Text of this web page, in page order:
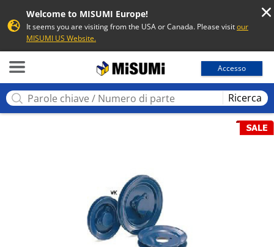
Welcome to MISUMI Europe!
It seems you are visiting from the USA or Canada. Please visitour
MISUMI US Website.
Accesso
Ricerca